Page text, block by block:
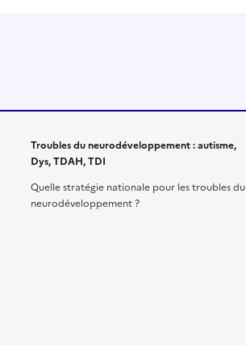
Troubles du neurodéveloppement : autisme,
Dys, TDAH, TDI
Quelle stratégie nationale pour les troubles du
neurodéveloppement ?